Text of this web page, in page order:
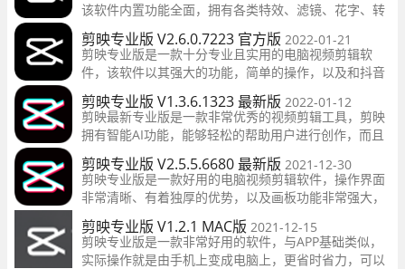
该软件内置功能全面，拥有各类特效、滤镜、花字、转
场等功能，用户可以一键轻松的添加，还能语音生成字
幕，制作出专属于你自己的短视频，有需要的小伙伴快
来下载吧。
剪映专业版 V2.6.0.7223 官方版 2022-01-21
剪映专业版是一款十分专业且实用的电脑视频剪辑软
件，该软件以其强大的功能，简单的操作，以及和抖音
联合出品很快赢得了大众的喜爱。该软件可以让用户们
可以更好的进行视频制作和发布使用，让你用最简单的
操作剪辑出更高阶的视频效果。
剪映专业版 V1.3.6.1323 最新版 2022-01-12
剪映最新专业版是一款非常优秀的视频剪辑工具，剪映
拥有智能AI功能，能够轻松的帮助用户进行创作，而且
剪映拥有很多高阶功能，可以满足用户的各种剪辑需
求，并且剪映也支持音频的剪辑。
剪映专业版 V2.5.5.6680 最新版 2021-12-30
剪映专业版是一款好用的电脑视频剪辑软件，操作界面
非常清晰、有着独厚的优势，以及画板功能非常强大，
使用起来非常的便利，软件拥有海量素材，可以重塑精
彩，千种热门素材实时更新，支持视频轨 音频轨编辑，
轻松处理复杂编辑项目。
剪映专业版 V1.2.1 MAC版 2021-12-15
剪映专业版是一款非常好用的软件，与APP基础类似，
实际操作就是由手机上变成电脑上，更省时省力，可以